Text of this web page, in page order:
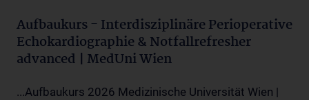
Aufbaukurs - Interdisziplinäre Perioperative
Echokardiographie & Notfallrefresher
advanced | MedUni Wien
...Aufbaukurs 2026 Medizinische Universität Wien |